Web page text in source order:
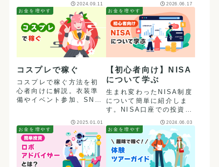
2024.09.11
ト「SPOTJOBS」の仕組
みや報酬を解説します。
2026.06.17
お金を増やす
コスプレで稼ぐ
コスプレで稼ぐ方法を初
心者向けに解説。衣装準
備やイベント参加、SNS
す。
2025.01.01
お金を増やす
【初心者向け】NISA
について学ぶ
生まれ変わったNISA制度
について簡単に紹介しま
す。NISA口座での投資
は、得られる利益が非課
税になるため非常に魅力
的です。初心者の方もこ
の機会に投資を始めてみ
ませんか？ただし、元本
保証がないため、投資す
2024.06.03
お金を増やす お金を増やす